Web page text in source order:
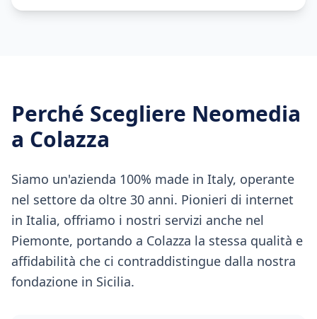
Perché Scegliere Neomedia
a Colazza
Siamo un'azienda 100% made in Italy, operante
nel settore da oltre 30 anni. Pionieri di internet
in Italia, offriamo i nostri servizi anche nel
Piemonte, portando a Colazza la stessa qualità e
affidabilità che ci contraddistingue dalla nostra
fondazione in Sicilia.